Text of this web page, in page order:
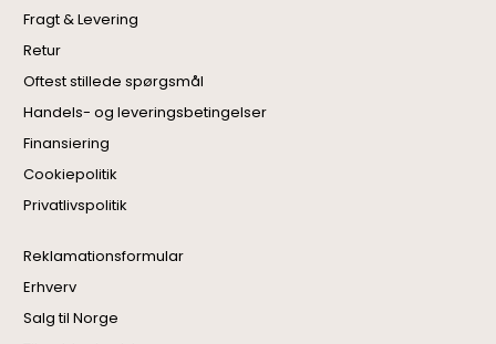
Fragt & Levering
Retur
Oftest stillede spørgsmål
Handels- og leveringsbetingelser
Finansiering
Cookiepolitik
Privatlivspolitik
Reklamationsformular
Erhverv
Salg til Norge